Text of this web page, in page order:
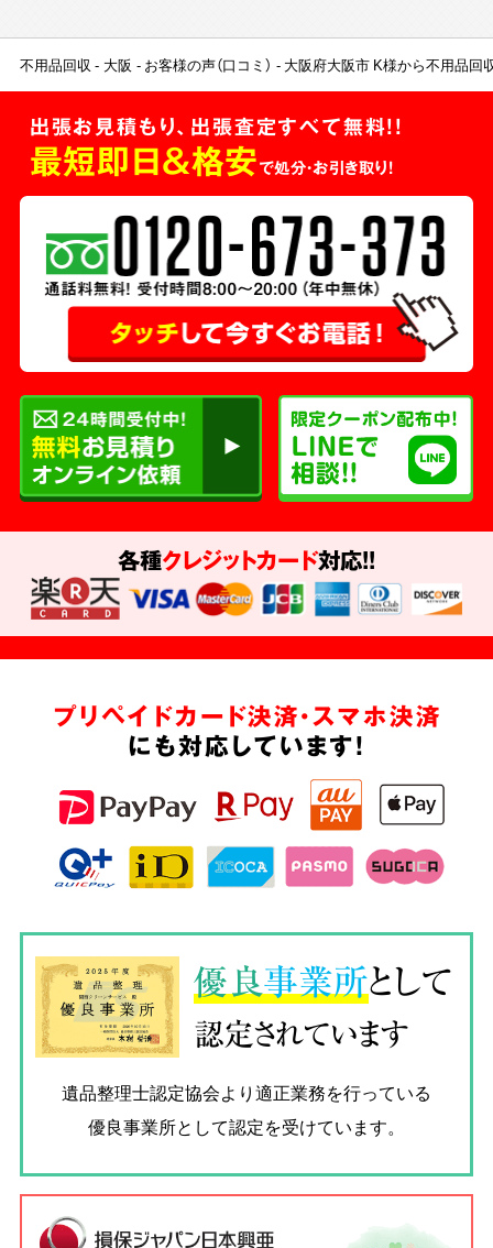
不用品回収 大阪 お客様の声（口コミ） 大阪府大阪市 K様から不用品回
出張お見積もり、出張査定すべて無料!!
最短即日＆格安で処分・お引き取り！
各種クレジットカード対応!!
プリペイドカード決済・スマホ決済
にも対応しています!
優良事業所として
認定されています
遺品整理士認定協会より適正業務を行っている
優良事業所として認定を受けています。